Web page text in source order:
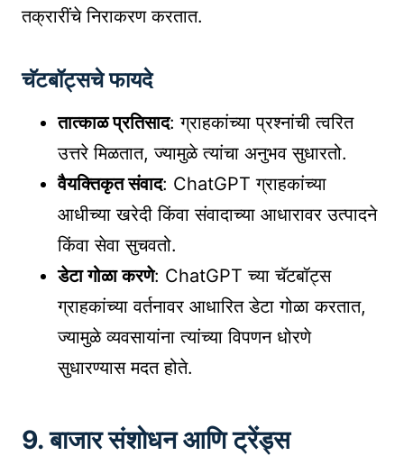
तक्रारींचे निराकरण करतात.
चॅटबॉट्सचे फायदे
तात्काळ प्रतिसाद: ग्राहकांच्या प्रश्नांची त्वरित
उत्तरे मिळतात, ज्यामुळे त्यांचा अनुभव सुधारतो.
वैयक्तिकृत संवाद: ChatGPT ग्राहकांच्या
आधीच्या खरेदी किंवा संवादाच्या आधारावर उत्पादने
किंवा सेवा सुचवतो.
डेटा गोळा करणे: ChatGPT च्या चॅटबॉट्स
ग्राहकांच्या वर्तनावर आधारित डेटा गोळा करतात,
ज्यामुळे व्यवसायांना त्यांच्या विपणन धोरणे
सुधारण्यास मदत होते.
9. बाजार संशोधन आणि ट्रेंड्स